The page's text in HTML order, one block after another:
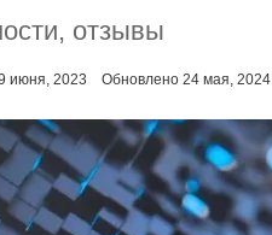
отзывы
июня, 2023 Обновлено 24 мая, 2024